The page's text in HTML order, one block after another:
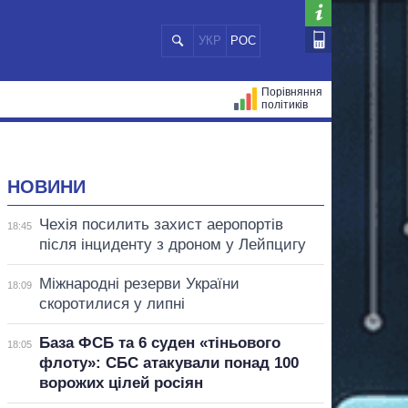
УКР РОС
Порівняння
політиків
НОВИНИ
18:45
Чехія посилить захист аеропортів
після інциденту з дроном у Лейпцигу
18:09
Міжнародні резерви України
скоротилися у липні
18:05
База ФСБ та 6 суден «тіньового
флоту»: СБС атакували понад 100
ворожих цілей росіян